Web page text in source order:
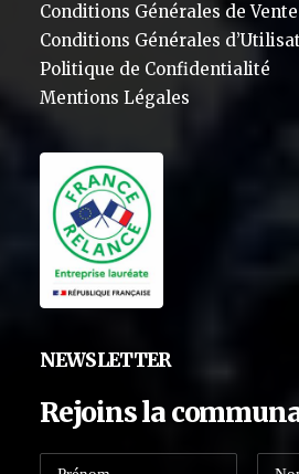
Conditions Générales de Vente
Conditions Générales
Politique de Confidentialité
Mentions Légales
NEWSLETTER
Rejoins la